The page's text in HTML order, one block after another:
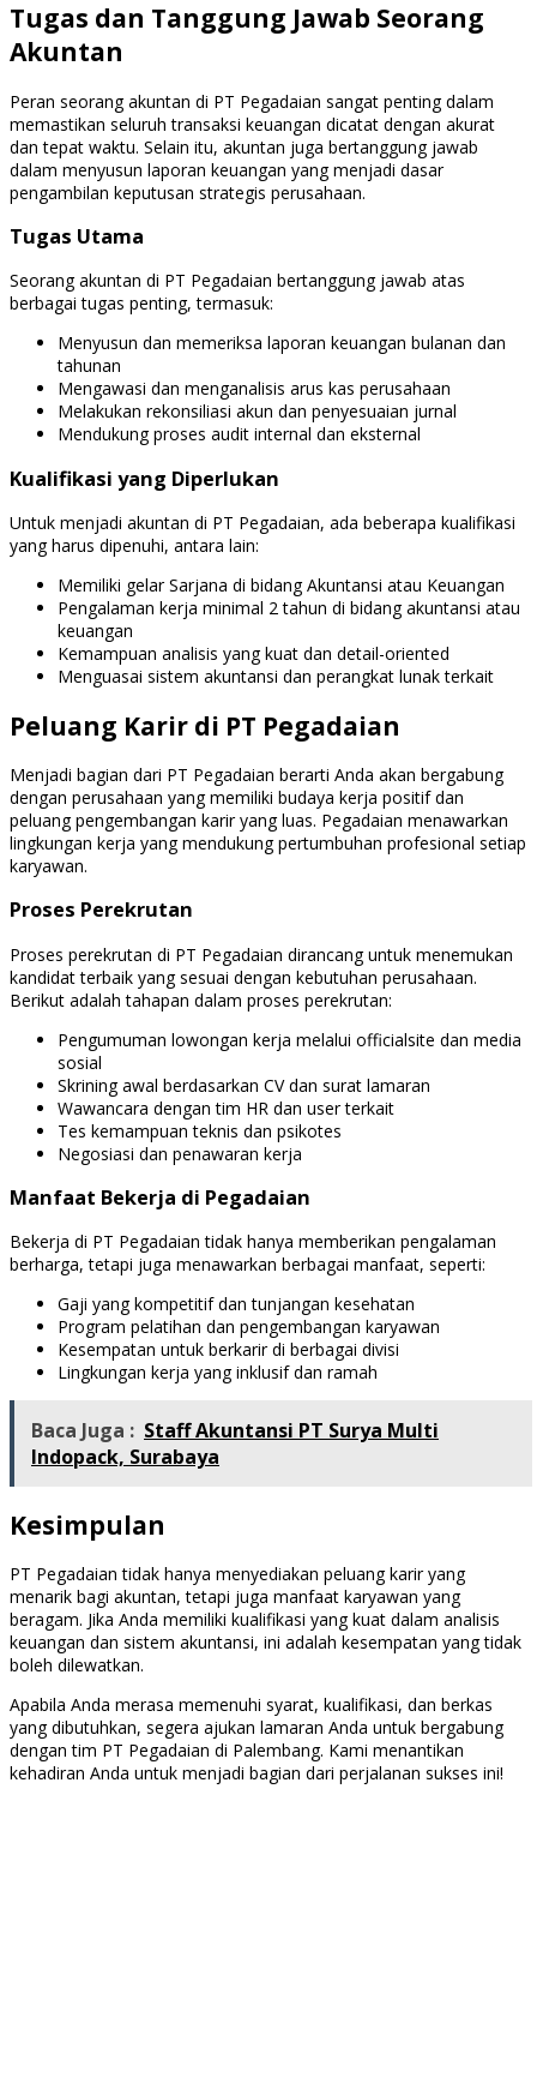
Tugas dan Tanggung Jawab Seorang
Akuntan
Peran seorang akuntan di PT Pegadaian sangat penting dalam
memastikan seluruh transaksi keuangan dicatat dengan akurat
dan tepat waktu. Selain itu, akuntan juga bertanggung jawab
dalam menyusun laporan keuangan yang menjadi dasar
pengambilan keputusan strategis perusahaan.
Tugas Utama
Seorang akuntan di PT Pegadaian bertanggung jawab atas
berbagai tugas penting, termasuk:
Menyusun dan memeriksa laporan keuangan bulanan dan
tahunan
Mengawasi dan menganalisis arus kas perusahaan
Melakukan rekonsiliasi akun dan penyesuaian jurnal
Mendukung proses audit internal dan eksternal
Kualifikasi yang Diperlukan
Untuk menjadi akuntan di PT Pegadaian, ada beberapa kualifikasi
yang harus dipenuhi, antara lain:
Memiliki gelar Sarjana di bidang Akuntansi atau Keuangan
Pengalaman kerja minimal 2 tahun di bidang akuntansi atau
keuangan
Kemampuan analisis yang kuat dan detail-oriented
Menguasai sistem akuntansi dan perangkat lunak terkait
Peluang Karir di PT Pegadaian
Menjadi bagian dari PT Pegadaian berarti Anda akan bergabung
dengan perusahaan yang memiliki budaya kerja positif dan
peluang pengembangan karir yang luas. Pegadaian menawarkan
lingkungan kerja yang mendukung pertumbuhan profesional setiap
karyawan.
Proses Perekrutan
Proses perekrutan di PT Pegadaian dirancang untuk menemukan
kandidat terbaik yang sesuai dengan kebutuhan perusahaan.
Berikut adalah tahapan dalam proses perekrutan:
Pengumuman lowongan kerja melalui officialsite dan media
sosial
Skrining awal berdasarkan CV dan surat lamaran
Wawancara dengan tim HR dan user terkait
Tes kemampuan teknis dan psikotes
Negosiasi dan penawaran kerja
Manfaat Bekerja di Pegadaian
Bekerja di PT Pegadaian tidak hanya memberikan pengalaman
berharga, tetapi juga menawarkan berbagai manfaat, seperti:
Gaji yang kompetitif dan tunjangan kesehatan
Program pelatihan dan pengembangan karyawan
Kesempatan untuk berkarir di berbagai divisi
Lingkungan kerja yang inklusif dan ramah
Baca Juga : Staff Akuntansi PT Surya Multi
Indopack, Surabaya
Kesimpulan
PT Pegadaian tidak hanya menyediakan peluang karir yang
menarik bagi akuntan, tetapi juga manfaat karyawan yang
beragam. Jika Anda memiliki kualifikasi yang kuat dalam analisis
keuangan dan sistem akuntansi, ini adalah kesempatan yang tidak
boleh dilewatkan.
Apabila Anda merasa memenuhi syarat, kualifikasi, dan berkas
yang dibutuhkan, segera ajukan lamaran Anda untuk bergabung
dengan tim PT Pegadaian di Palembang. Kami menantikan
kehadiran Anda untuk menjadi bagian dari perjalanan sukses ini!